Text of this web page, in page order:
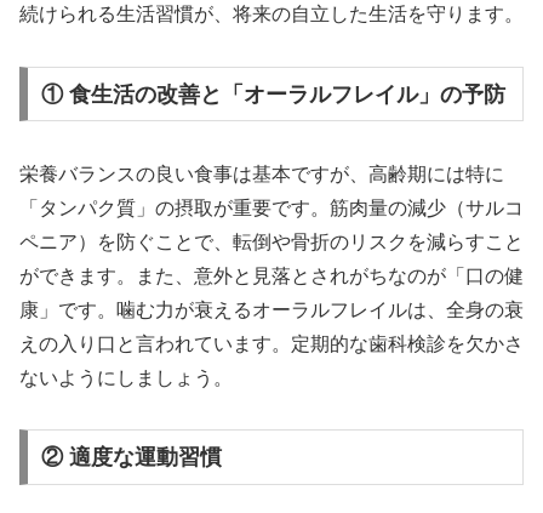
続けられる生活習慣が、将来の自立した生活を守ります。
① 食生活の改善と「オーラルフレイル」の予防
栄養バランスの良い食事は基本ですが、高齢期には特に
「タンパク質」の摂取が重要です。筋肉量の減少（サルコ
ペニア）を防ぐことで、転倒や骨折のリスクを減らすこと
ができます。また、意外と見落とされがちなのが「口の健
康」です。噛む力が衰えるオーラルフレイルは、全身の衰
えの入り口と言われています。定期的な歯科検診を欠かさ
ないようにしましょう。
② 適度な運動習慣